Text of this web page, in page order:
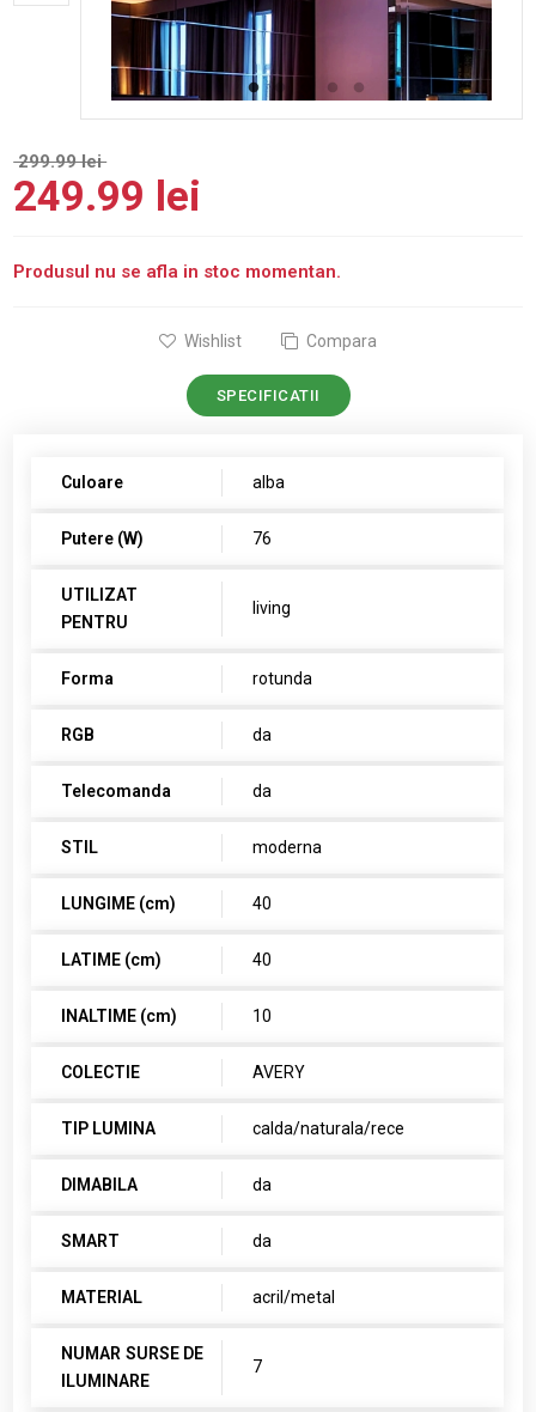
299.99 lei
249.99 lei
Produsul nu se afla in stoc momentan.
Wishlist Compara
SPECIFICATII
Culoare alba
Putere (W) 76
UTILIZAT
PENTRU
living
Forma rotunda
RGB da
Telecomanda da
STIL moderna
LUNGIME (cm) 40
LATIME (cm) 40
INALTIME (cm) 10
COLECTIE AVERY
TIP LUMINA calda/naturala/rece
DIMABILA da
SMART da
MATERIAL acril/metal
NUMAR SURSE DE
ILUMINARE
7